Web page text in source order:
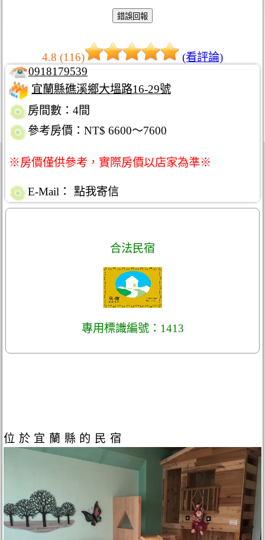
4.8 (116)
(看評論)
0918179539
宜蘭縣礁溪鄉大塭路16-29號
房間數：4間
參考房價：NT$ 6600～7600
※房價僅供參考，實際房價以店家為準※
E-Mail： 點我寄信
合法民宿
專用標識編號：1413
位於宜蘭縣的民宿